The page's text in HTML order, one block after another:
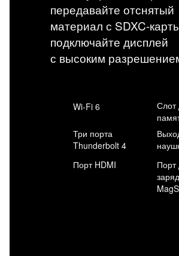
передавайте отснятый
материал с SDXC-
подключайте дисплей
с высоким
Wi-Fi 6
Слот
Три порта
Thunderbolt 4
Порт HDMI
Порт